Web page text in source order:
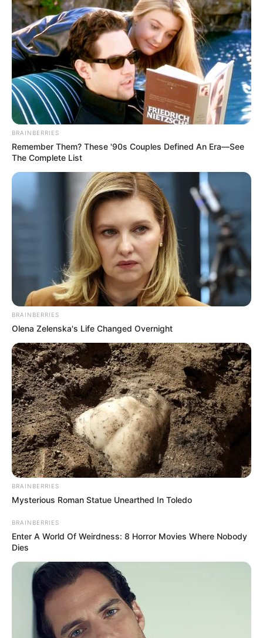
BRAINBERRIES
Remember Them? These '90s Couples Defined An Era—See
The Complete List
BRAINBERRIES
Olena Zelenska's Life Changed Overnight
BRAINBERRIES
Mysterious Roman Statue Unearthed In Toledo
BRAINBERRIES
Enter A World Of Weirdness: 8 Horror Movies Where Nobody
Dies